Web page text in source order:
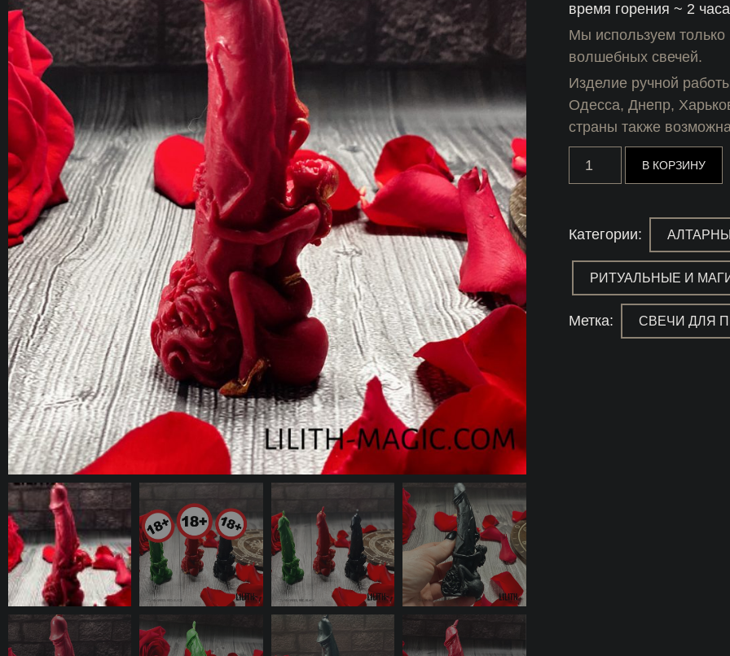
время горения ~ 2 часа
Мы используем
волшебных свечей.
Изделие ручной
Одесса, Днепр,
страны также
товара
Свеча
В КОРЗИНУ
Категории:
РИТУАЛЬНЫЕ И
Метка: СВЕЧИ ДЛЯ